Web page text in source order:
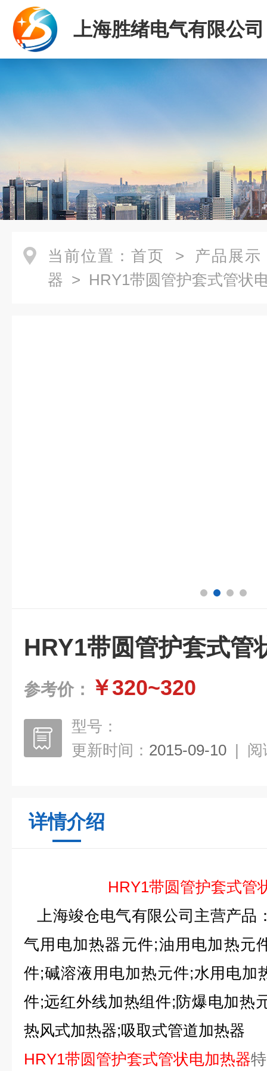
上海胜绪电气有限公司
当前位置： 首页 > 产品展示
器 > HRY1带圆管护套式管状
HRY1带圆管护套式管
参考价： ￥320~320
型号：
更新时间： 2015-09-10 | 阅
详情介绍
HRY1带圆管护套式管
上海竣仓电气有限公司 主营产品
气用电加热器元件;油用电加热元
件;碱溶液用电加热元件;水用电加
件;远红外线加热组件;防爆电加热
热风式加热器;吸取式管道加热器
HRY1带圆管护套式管状电加热器